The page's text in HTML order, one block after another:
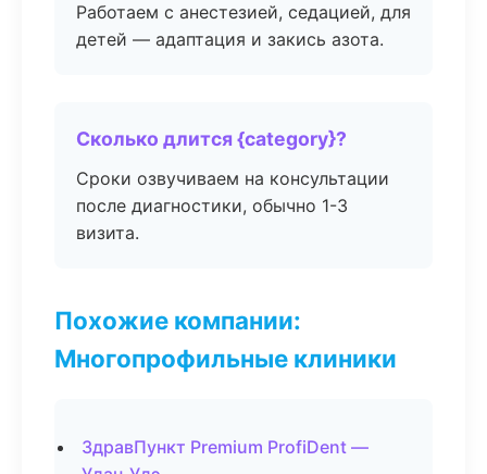
Работаем с анестезией, седацией, для
детей — адаптация и закись азота.
Сколько длится {category}?
Сроки озвучиваем на консультации
после диагностики, обычно 1-3
визита.
Похожие компании:
Многопрофильные клиники
ЗдравПункт Premium ProfiDent —